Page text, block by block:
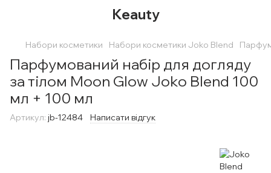
Keauty
Набори косметики Набори косметики Joko Blend
Парфумований набір для догляду
за тілом Moon Glow Joko Blend 100
мл + 100 мл
Артикул: jb-12484 Написати відгук